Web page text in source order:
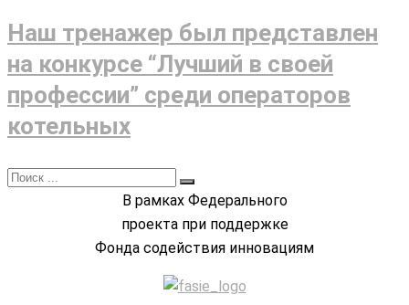
Наш тренажер был представлен
на конкурсе “Лучший в своей
профессии” среди операторов
котельных
В рамках Федерального
проекта при поддержке
Фонда содействия инновациям